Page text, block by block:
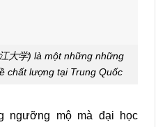
大学) là một những những
chất lượng tại Trung Quốc
ngưỡng mộ mà đại học